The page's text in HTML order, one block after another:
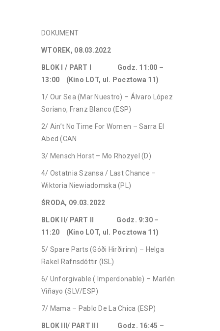
DOKUMENT
WTOREK, 08.03.2022
BLOK I / PART I Godz. 11:00 –
13:00 (Kino LOT, ul. Pocztowa 11)
1/ Our Sea (Mar Nuestro) – Álvaro López
Soriano, Franz Blanco (ESP)
2/ Ain’t No Time For Women – Sarra El
Abed (CAN
3/ Mensch Horst – Mo Rhozyel (D)
4/ Ostatnia Szansa / Last Chance –
Wiktoria Niewiadomska (PL)
ŚRODA, 09.03.2022
BLOK II/ PART II Godz. 9:30 –
11:20 (Kino LOT, ul. Pocztowa 11)
5/ Spare Parts (Góði Hirðirinn) – Helga
Rakel Rafnsdóttir (ISL)
6/ Unforgivable ( Imperdonable) – Marlén
Viñayo (SLV/ESP)
7/ Mama – Pablo De La Chica (ESP)
BLOK III/ PART III Godz. 16:45 –